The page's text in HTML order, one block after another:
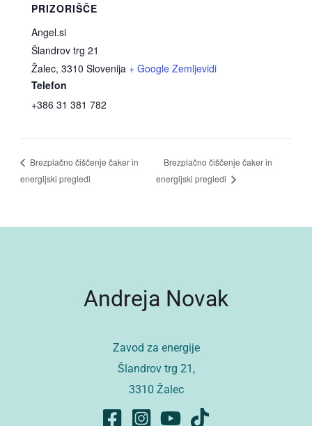
PRIZORIŠČE
Angel.si
Šlandrov trg 21
Žalec, 3310 Slovenija + Google Zemljevidi
Telefon
+386 31 381 782
Brezplačno čiščenje čaker in
energijski pregledi
Brezplačno čiščenje čaker in
energijski pregledi
Andreja Novak
Zavod za energije
Šlandrov trg 21,
3310 Žalec